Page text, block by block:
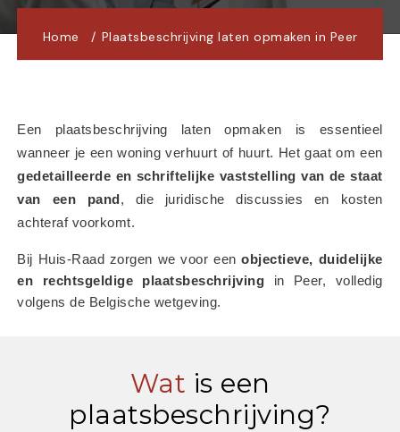
Home Plaatsbeschrijving laten opmaken in Peer
Een plaatsbeschrijving laten opmaken is essentieel
gedetailleerde en schriftelijke vaststelling van de staat
van een pand , die juridische discussies en kosten
achteraf voorkomt.
Bij Huis-Raad zorgen we voor een objectieve, duidelijke
en rechtsgeldige plaatsbeschrijving in Peer, volledig
volgens de Belgische wetgeving.
Wat is een
plaatsbeschrijving?